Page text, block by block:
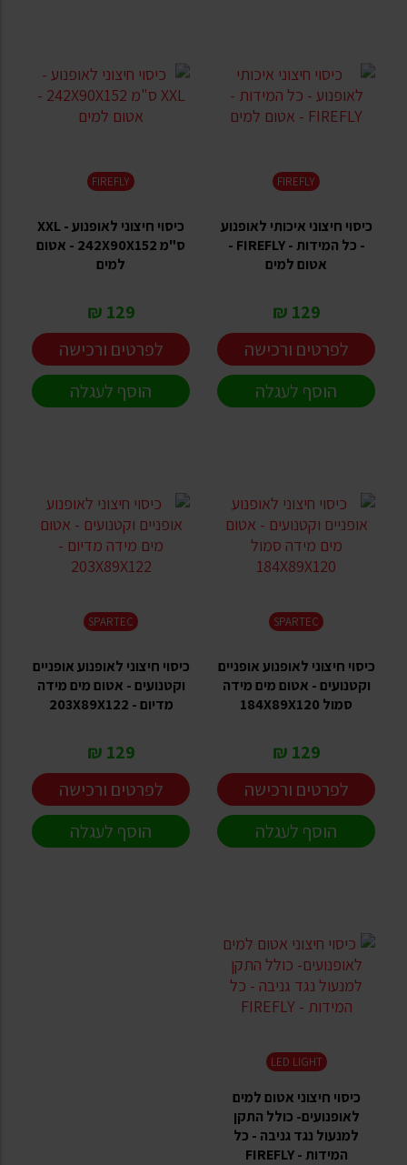
FIREFLY
כיסוי חיצוני איכותי לאופנוע
- כל המידות - FIREFLY -
אטום למים
129 ₪
לפרטים ורכישה
הוסף לעגלה
FIREFLY
כיסוי חיצוני לאופנוע - XXL
ס"מ 242X90X152 - אטום
למים
129 ₪
לפרטים ורכישה
הוסף לעגלה
SPARTEC
כיסוי חיצוני לאופנוע אופניים
וקטנועים - אטום מים מידה
סמול 184X89X120
129 ₪
לפרטים ורכישה
הוסף לעגלה
SPARTEC
כיסוי חיצוני לאופנוע אופניים
וקטנועים - אטום מים מידה
מדיום - 203X89X122
129 ₪
לפרטים ורכישה
הוסף לעגלה
LED LIGHT
כיסוי חיצוני אטום למים
לאופנועים- כולל התקן
למנעול נגד גניבה - כל
המידות - FIREFLY